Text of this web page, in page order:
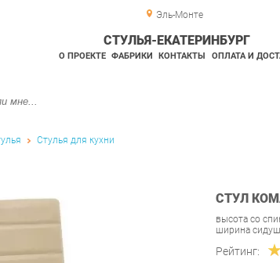
Эль-Монте
СТУЛЬЯ-ЕКАТЕРИНБУРГ
О ПРОЕКТЕ ФАБРИКИ КОНТАКТЫ ОПЛАТА И
Стулья для кухни
СТУЛ
высота со
ширина
Рейтинг: